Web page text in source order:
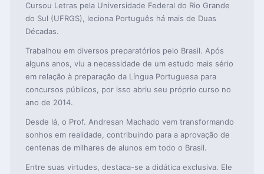
Cursou Letras pela Universidade Federal do Rio Grande
do Sul (UFRGS), leciona Português há mais de Duas
Décadas.
Trabalhou em diversos preparatórios pelo Brasil. Após
alguns anos, viu a necessidade de um estudo mais sério
em relação à preparação da Língua Portuguesa para
concursos públicos, por isso abriu seu próprio curso no
ano de 2014.
Desde lá, o Prof. Andresan Machado vem transformando
sonhos em realidade, contribuindo para a aprovação de
centenas de milhares de alunos em todo o Brasil.
Entre suas virtudes, destaca-se a didática exclusiva. Ele